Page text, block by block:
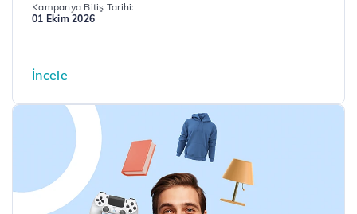
Kampanya Bitiş Tarihi:
01 Ekim 2026
İncele